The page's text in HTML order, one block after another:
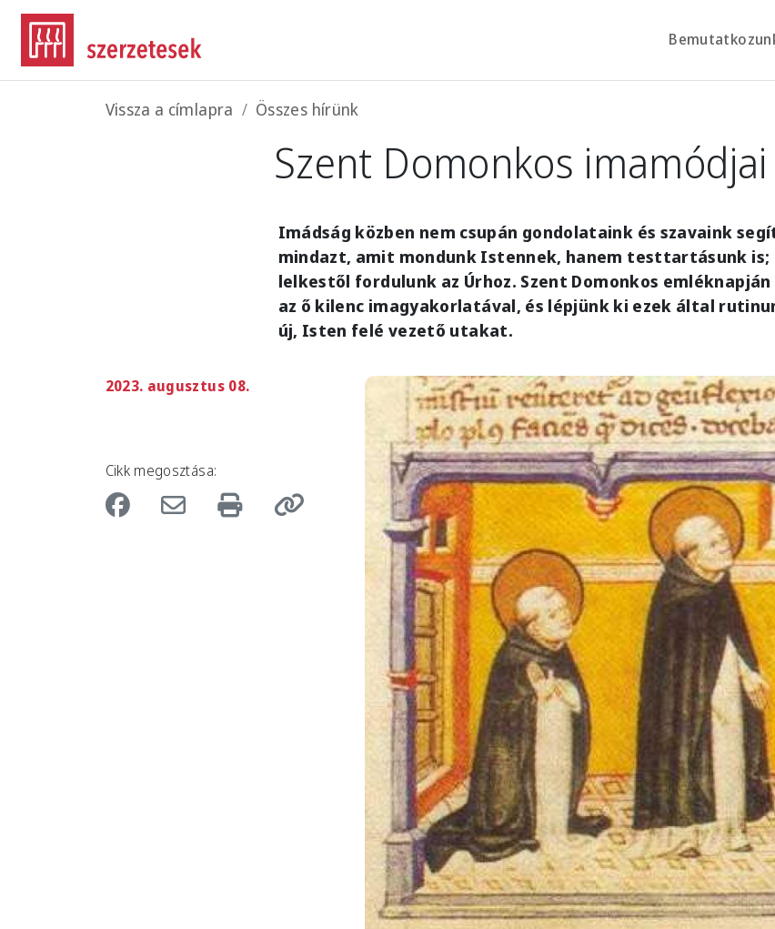
Ugrás a tartalomra
Morzsa
Vissza a címlapra Összes hírünk
Szent Domonkos imamódjai
Imádság közben nem csupán gondolataink és szavaink
mindazt, amit mondunk Istennek, hanem testtartásunk
lelkestől fordulunk az Úrhoz. Szent Domonkos
az ő kilenc imagyakorlatával, és lépjünk ki ezek által
új, Isten felé vezető utakat.
2023. augusztus 08.
Cikk megosztása:
Image